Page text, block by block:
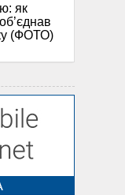
як
(ФОТО)